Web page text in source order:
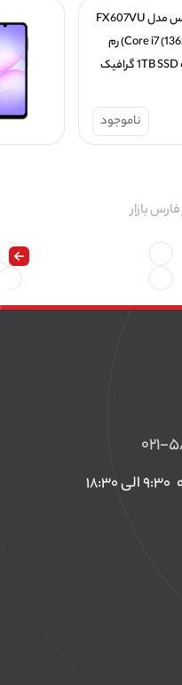
پردازنده Core i7 (13620H) رم
16GB حافظه 1TB SSD گرافیک
ناموجود
بازار